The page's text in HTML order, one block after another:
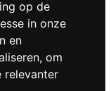
op de
in onze
en
, om
relevanter